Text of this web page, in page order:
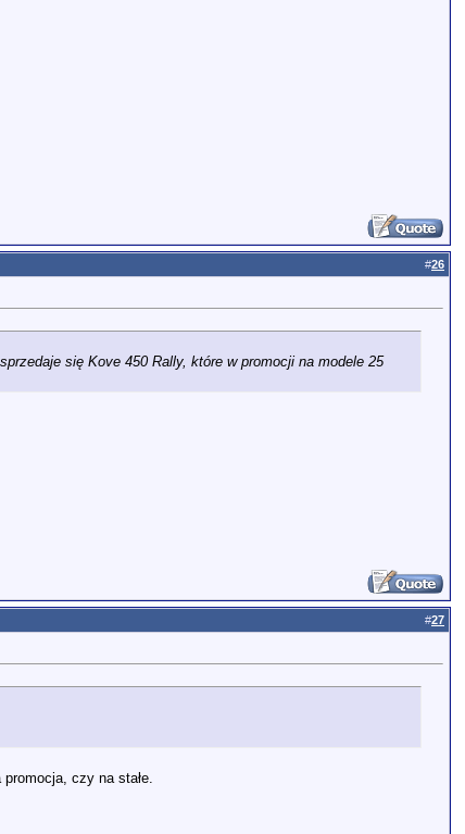
#26
się Kove 450 Rally, które w promocji na modele 25
#27
czy na stałe.